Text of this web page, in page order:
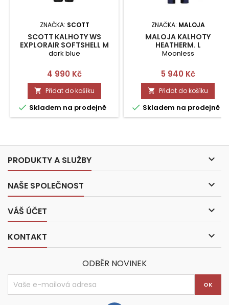
ZNAČKA: SCOTT
SCOTT KALHOTY WS
EXPLORAIR SOFTSHELL M
dark blue
Cena
4 990 Kč
 Přidat do košíku
 Skladem na prodejně
ZNAČKA: MALOJA
MALOJA KALHOTY
HEATHERM. L
Moonless
Cena
5 940 Kč
 Přidat do košíku
 Skladem na prodejně
PRODUKTY A SLUŽBY 
NAŠE SPOLEČNOST 
VÁŠ ÚČET 
KONTAKT 
ODBĚR NOVINEK